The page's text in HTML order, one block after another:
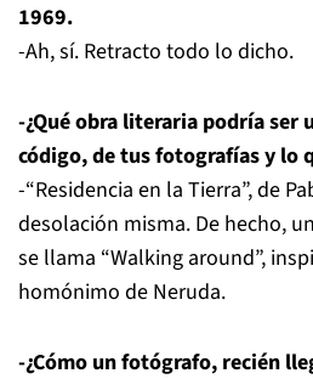
1969.
-Ah, sí. Retracto todo lo dicho.
-¿Qué obra literaria podría ser
código, de tus fotografías y lo
-“Residencia en la Tierra”, de
desolación misma. De hecho,
se llama “Walking around”,
homónimo de Neruda.
-¿Cómo un fotógrafo, recién